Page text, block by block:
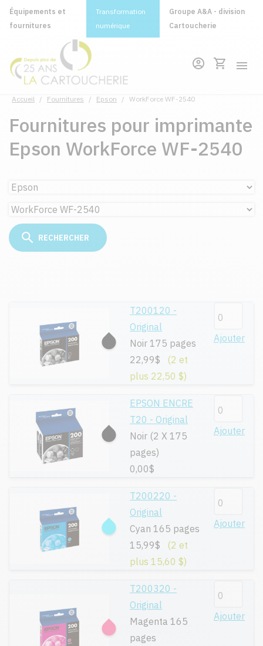
Équipements et
fournitures
Transformation
numérique
Groupe A&A - division
Cartoucherie
Accueil / Fournitures / Epson / WorkForce WF-2540
Fournitures pour imprimante
Epson WorkForce WF-2540
T200120 -
Original
Noir 175 pages
22,99$
(2 et
plus 22,50 $)
Ajouter
EPSON ENCRE
T20 - Original
Noir (2 X 175
pages)
0,00$
Ajouter
T200220 -
Original
Cyan 165 pages
15,99$
(2 et
plus 15,60 $)
Ajouter
T200320 -
Original
Magenta 165
pages
Ajouter